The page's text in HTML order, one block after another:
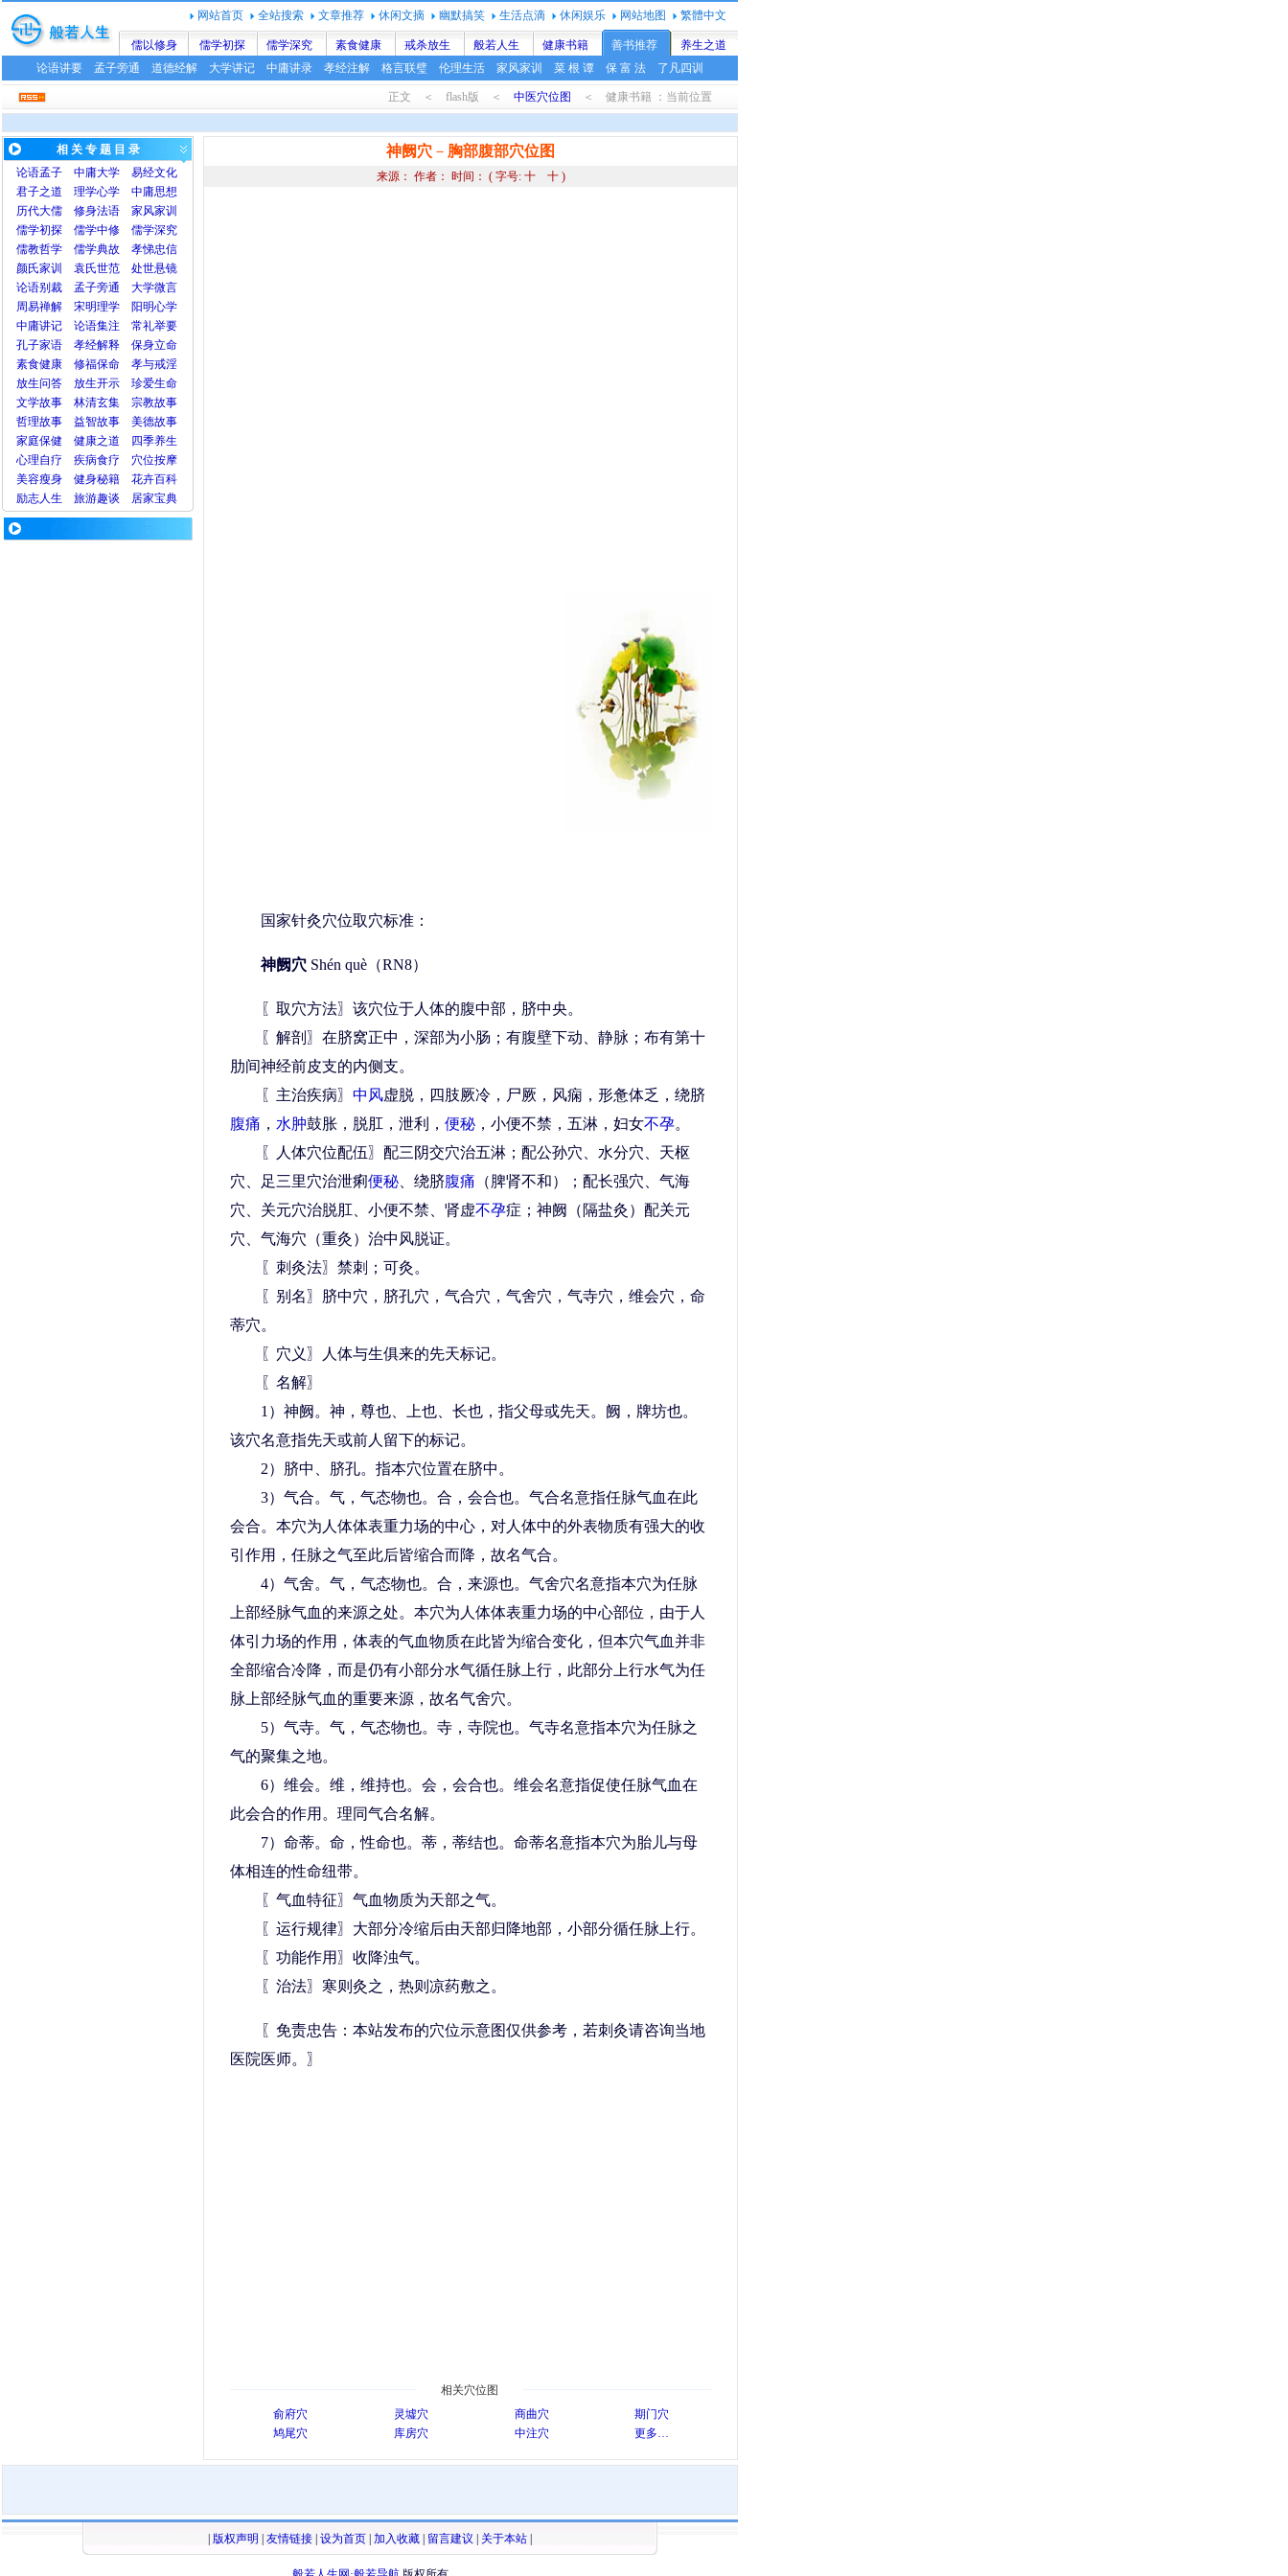
网站首页 全站搜索 文章推荐 休闲文摘 幽默搞笑 生活点滴 休闲娱乐 网站地图 繁體中文
儒以修身 儒学初探 儒学深究 素食健康 戒杀放生 般若人生 健康书籍 善书推荐
养生之道
论语讲要
孟子旁通 道德经解 大学讲记 中庸讲录 孝经注解 格言联璧 伦理生活 家风家训 菜 根 谭 保 富 法 了凡四训
正文 ＜ flash版 ＜ 中医穴位图 ＜ 健康书籍 ：当前位置
相 关 专 题 目 录
论语孟子 中庸大学
易经文化
君子之道
理学心学
中庸思想
历代大儒
修身法语
家风家训
儒学初探
儒学中修
儒学深究
儒教哲学
儒学典故
孝悌忠信
颜氏家训
袁氏世范
处世悬镜
论语别裁
孟子旁通
大学微言
周易禅解
宋明理学
阳明心学
中庸讲记
论语集注
常礼举要
孔子家语
孝经解释
保身立命
素食健康
修福保命
孝与戒淫
放生问答
放生开示
珍爱生命
文学故事
林清玄集
宗教故事
哲理故事
益智故事
美德故事
家庭保健
健康之道
四季养生
心理自疗 疾病食疗 穴位按摩
美容瘦身 健身秘籍 花卉百科
励志人生
旅游趣谈 居家宝典
神阙穴 － 胸部腹部穴位图
来源： 作者： 时间： ( 字号: 十 十)
国家针灸穴位取穴标准：
神阙穴 Shén què（RN8）
〖取穴方法〗该穴位于人体的腹中部，脐中央。
〖解剖〗在脐窝正中，深部为小肠；有腹壁下动、静脉；布有第十
肋间神经前皮支的内侧支。
〖主治疾病〗 中风虚脱，四肢厥冷，尸厥，风痫，形惫体乏，绕脐
腹痛 ， 水肿鼓胀，脱肛，泄利， 便秘 ，小便不禁，五淋，妇女不孕。
〖人体穴位配伍〗配三阴交穴治五淋；配公孙穴、水分穴、天枢
穴、足三里穴治泄痢便秘 、绕脐腹痛 （脾肾不和）；配长强穴、气海
穴、关元穴治脱肛、小便不禁、肾虚不孕症；神阙（隔盐灸）配关元
穴、气海穴（重灸）治中风脱证。
〖刺灸法〗禁刺；可灸。
〖别名〗脐中穴，脐孔穴，气合穴，气舍穴，气寺穴，维会穴，命
蒂穴。
〖穴义〗人体与生俱来的先天标记。
〖名解〗
1）神阙。神，尊也、上也、长也，指父母或先天。阙，牌坊也。
该穴名意指先天或前人留下的标记。
2）脐中、脐孔。指本穴位置在脐中。
3）气合。气，气态物也。合，会合也。气合名意指任脉气血在此
会合。本穴为人体体表重力场的中心，对人体中的外表物质有强大的收
引作用，任脉之气至此后皆缩合而降，故名气合。
4）气舍。气，气态物也。合，来源也。气舍穴名意指本穴为任脉
上部经脉气血的来源之处。本穴为人体体表重力场的中心部位，由于人
体引力场的作用，体表的气血物质在此皆为缩合变化，但本穴气血并非
全部缩合冷降，而是仍有小部分水气循任脉上行，此部分上行水气为任
脉上部经脉气血的重要来源，故名气舍穴。
5）气寺。气，气态物也。寺，寺院也。气寺名意指本穴为任脉之
气的聚集之地。
6）维会。维，维持也。会，会合也。维会名意指促使任脉气血在
此会合的作用。理同气合名解。
7）命蒂。命，性命也。蒂，蒂结也。命蒂名意指本穴为胎儿与母
体相连的性命纽带。
〖气血特征〗气血物质为天部之气。
〖运行规律〗大部分冷缩后由天部归降地部，小部分循任脉上行。
〖功能作用〗收降浊气。
〖治法〗寒则灸之，热则凉药敷之。
〖免责忠告：本站发布的穴位示意图仅供参考，若刺灸请咨询当地
医院医师。〗
相关穴位图
俞府穴
鸠尾穴
灵墟穴
库房穴
商曲穴
中注穴
期门穴
更多…
版权声明 友情链接 设为首页 加入收藏 留言建议 关于本站